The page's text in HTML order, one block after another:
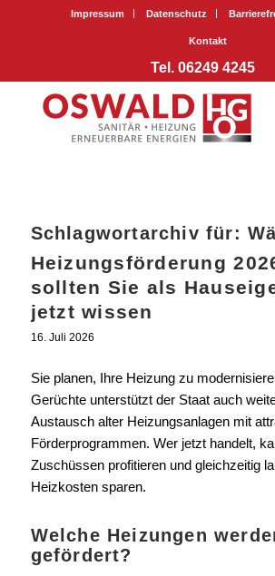
Impressum Datenschutz
Kontakt
Tel. 06249 4245
Schlagwortarchiv für:
Heizungsförderung
sollten Sie als
jetzt wissen
16. Juli 2026
Sie planen, Ihre Heizung zu
Gerüchte unterstützt der Staat auch
Austausch alter Heizungsanlagen mit
Förderprogrammen. Wer jetzt handelt,
Zuschüssen profitieren und gleichzeitig
Heizkosten sparen.
Welche Heizungen
gefördert?